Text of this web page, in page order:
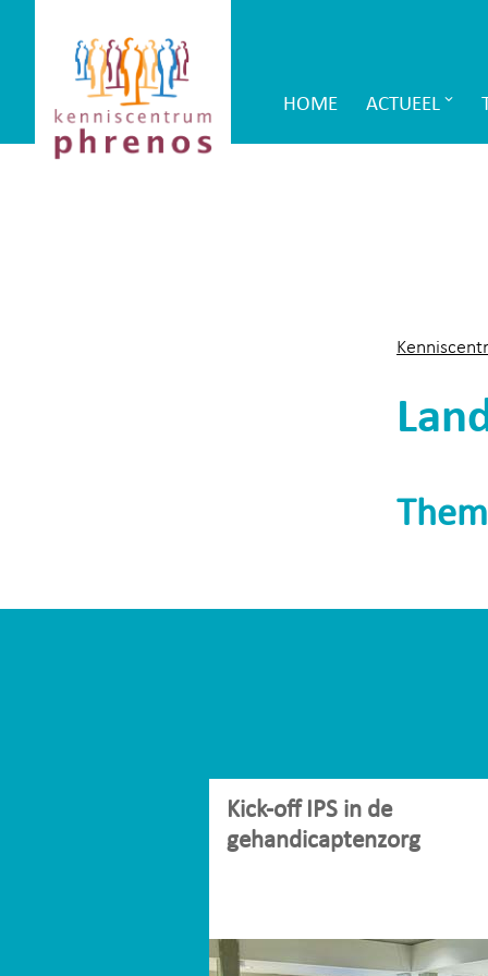
Phrenos
website
Main
HOME ACTUEEL
Kick-off IPS in de
gehandicaptenzorg